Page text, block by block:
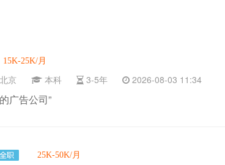
15K-25K/月
北京 本科 3-5年 2026-08-03 11:34
广告公司”
25K-50K/月